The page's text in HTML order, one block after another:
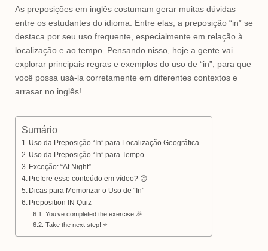
s
t
a
g
r
a
u
t
u
b
e
As preposições em inglês costumam gerar muitas dúvidas
entre os estudantes do idioma. Entre elas, a preposição “in” se
destaca por seu uso frequente, especialmente em relação à
localização e ao tempo. Pensando nisso, hoje a gente vai
explorar principais regras e exemplos do uso de “in”, para que
você possa usá-la corretamente em diferentes contextos e
arrasar no inglês!
Sumário
Uso da Preposição “In” para Localização Geográfica
Uso da Preposição “In” para Tempo
Exceção: “At Night”
Prefere esse conteúdo em vídeo? 😊
Dicas para Memorizar o Uso de “In”
Preposition IN Quiz
You’ve completed the exercise 🎉
Take the next step! ⭐